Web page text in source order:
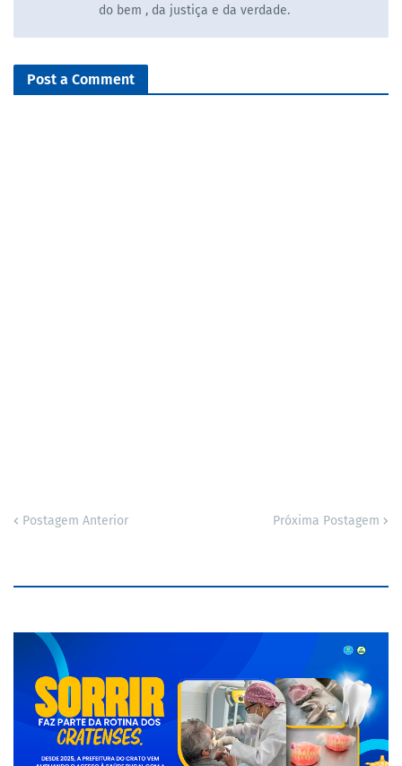
do bem , da justiça e da verdade.
Post a Comment
Postagem Anterior Próxima Postagem